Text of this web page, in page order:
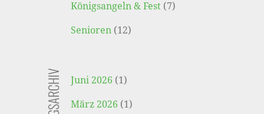
Königsangeln & Fest (7)
Senioren (12)
Juni 2026 (1)
März 2026 (1)